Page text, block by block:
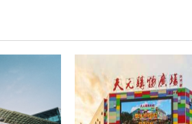
可视广播
消防语音广播
AI智慧语音导览系统